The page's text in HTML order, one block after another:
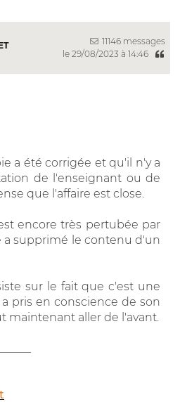
11146 messages
le 29/08/2023 à 14:46
a été corrigée et qu'il n'y a
de l'enseignant ou de
que l'affaire est close.
encore très pertubée par
a supprimé le contenu d'un
sur le fait que c'est une
pris en conscience de son
maintenant aller de l'avant.